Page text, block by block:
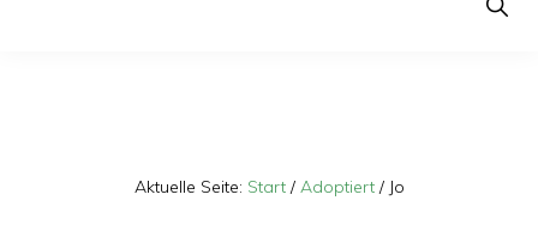
Aktuelle Seite: Start / Adoptiert /Jo